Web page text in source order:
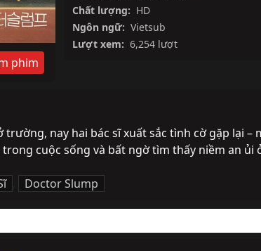
phim
Chất lượng: HD
Ngôn ngữ: Vietsub
Lượt xem: 6,254 lượt
nay hai bác sĩ xuất sắc tình cờ gặp lại –
cuộc sống và bất ngờ tìm thấy niềm an ủi
, Doctor Slump